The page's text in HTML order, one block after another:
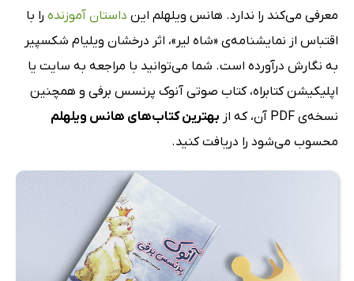
معرفی می‌کند را ندارد. هانس ویلهلم این داستان آموزنده را با
اقتباس از نمایشنامه‌ی «شاه لیر»، اثر درخشان ویلیام شکسپیر
به نگارش درآورده است. شما می‌توانید با مراجعه به سایت یا
اپلیکیشن کتابراه، کتاب صوتی آنوک پرنسس برفی و همچنین
نسخه‌ی PDF آن، که از
بهترین کتاب‌های هانس ویلهلم
محسوب می‌شود را دریافت کنید.